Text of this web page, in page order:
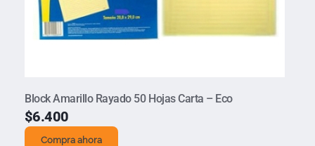
Block Amarillo Rayado 50 Hojas Carta – Eco
$6.400
Compra ahora